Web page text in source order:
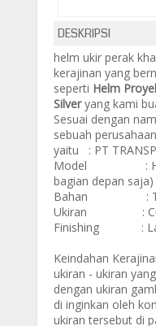
DESKRIPSI
helm ukir perak
kerajinan yang
seperti Helm
Silver yang kami
Sesuai dengan
sebuah
yaitu : PT
Model :
bagian depan saja)
Bahan :
Ukiran :
Finishing :
Keindahan
ukiran - ukiran
dengan ukiran
di inginkan oleh
ukiran tersebut di